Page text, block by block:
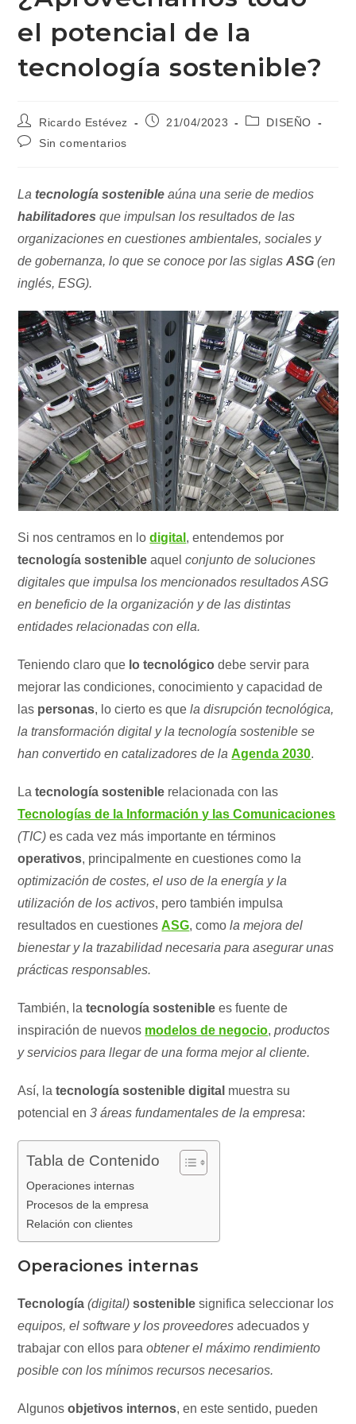
el potencial de la
tecnología sostenible?
Autor
de
la
Ricardo Estévez
Publicación
21/04/2023
Categoría
DISEÑO
Comentarios
Sin comentarios
La tecnología sostenible aúna una serie de medios
habilitadores que impulsan los resultados de las
organizaciones en cuestiones ambientales, sociales y
de gobernanza, lo que se conoce por las siglasASG (en
inglés, ESG).
Si nos centramos en lodigital , entendemos por
tecnología sostenible aquelconjunto de soluciones
digitales que impulsa los mencionados resultados ASG
en beneficio de la organización y de las distintas
entidades relacionadas con ella.
Teniendo claro que lo tecnológico debe servir para
mejorar las condiciones, conocimiento y capacidad de
las personas, lo cierto es quela disrupción tecnológica,
la transformación digital y la tecnología sostenible se
han convertido en catalizadores de la Agenda 2030.
Latecnología sostenible relacionada con las
Tecnologías de la Información y las Comunicaciones
(TIC) es cada vez más importante en términos
operativos, principalmente en cuestiones como la
optimización de costes, el uso de la energía y la
utilización de los activos, pero también impulsa
resultados en cuestionesASG, comola mejora del
bienestar y la trazabilidad necesaria para asegurar unas
prácticas responsables.
También, latecnología sostenible es fuente de
inspiración de nuevos modelos de negocio,productos
y servicios para llegar de una forma mejor al cliente.
Así, latecnología sostenible digital muestra su
potencial en3 áreas fundamentales de la empresa:
Tabla de Contenido
Operaciones internas
Procesos de la empresa
Relación con clientes
Operaciones internas
Tecnología (digital)sostenible significa seleccionar los
equipos, el software y los proveedoresadecuados y
trabajar con ellos paraobtener el máximo rendimiento
posible con los mínimos recursos necesarios.
Algunosobjetivos internos, en este sentido, pueden